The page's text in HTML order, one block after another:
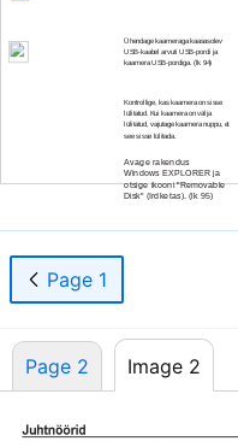
Ühendage kaameraga kaasasolev
USB-kaabel arvutiUSB-pordi ja
kaameraUSB-pordiga. (lk 94)
Kontrollige, kas kaamera on sisse
lülitatud. Kui kaamera on välja
lülitatud, vajutage kaamera nuppu, et
see sisse lülitada.
Avage rakendus
Windows EXPLORER ja
otsige ikooni "Removable
Disk" (Irdketas). (lk 95)
Page 1
Page 2 Image 2